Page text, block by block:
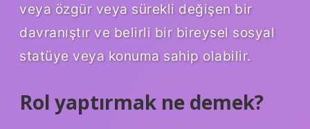
veya özgür veya sürekli değişen bir
davranıştır ve belirli bir bireysel sosyal
statüye veya konuma sahip olabilir.
Rol yaptırmak ne demek?